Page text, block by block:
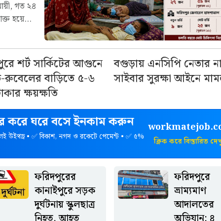
গত ২৪
হয়েছে।
৮টা
দাঁড়িয়েছে
তবে
২১ জনের
একদিনে
ফরিদপুর
এ সময়
না হলেও
ভর্তি
গেছে,
থাকা
গত ২৪
হওয়া ৯
শর্ট সার্কিটের আগুনে
বাড়িতে ৫-৬
ক্ষয়ক্ষতি
বগুড়ায় এনসিপি নেতার
সাইবার সুরক্ষা আইনে
করে ঘরে বসে ইনকাম করুন
উইথড্র • ✅ বিকাশ, নগদ ও রকেটে পেমেন্ট • ✅ ৫%
ক্লিক করে বিস্তারিত
ফরিদপুরের
কানাইপুরে সড়ক
দুর্ঘটনায় স্কুলছাত্র
ফরিদপুরে
ভ্রাম্যমাণ
আদালতের
ফরিদপুরে উৎসবমুখর
উল্টো রথযাত্রা ও প্রসাদ